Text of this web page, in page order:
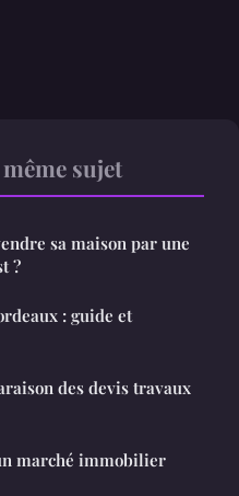
sujet
sa maison par une
?
: guide et
des devis travaux
marché immobilier